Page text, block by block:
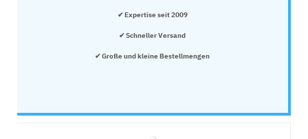
✔ Expertise seit 2009
✔ Schneller Versand
✔ Große und kleine Bestellmengen